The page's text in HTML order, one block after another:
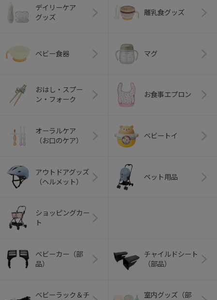
デイリーケア
グッズ
離乳食グッズ
ベビー食器 マグ
おはし・スプー
ン・フォーク
お食事エプロン
オーラルケア
（お口のケア）
ベビートイ
アウトドアグッズ
（ヘルメット）
ペット用品
ショッピングカー
ト
ベビーカー（部
品）
チャイルドシート
（部品）
ベビーラック＆チ
室内グッズ（部